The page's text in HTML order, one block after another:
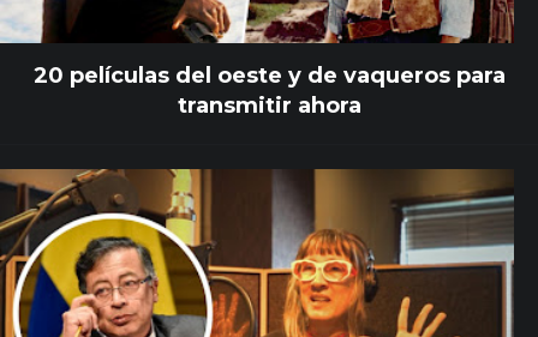
20 películas del oeste y de vaqueros para
transmitir ahora